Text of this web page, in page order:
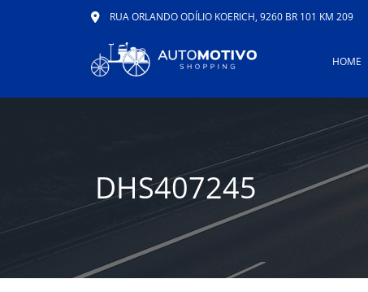
RUA ORLANDO ODÍLIO KOERICH, 9260 BR 101 KM 209
HOME
DHS407245